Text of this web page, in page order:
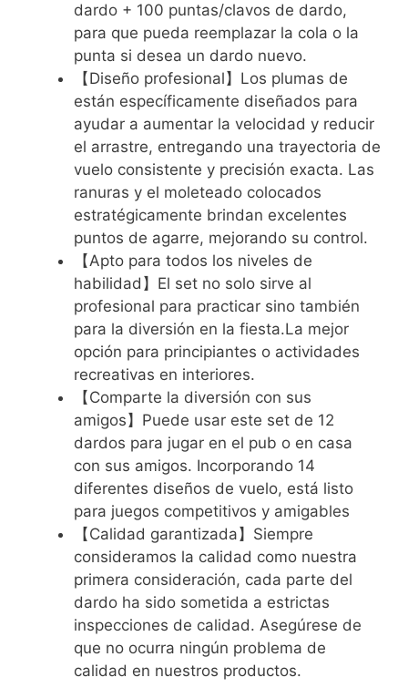
dardo + 100 puntas/clavos de dardo,
para que pueda reemplazar la cola o la
punta si desea un dardo nuevo.
【Diseño profesional】Los plumas de
están específicamente diseñados para
ayudar a aumentar la velocidad y reducir
el arrastre, entregando una trayectoria de
vuelo consistente y precisión exacta. Las
ranuras y el moleteado colocados
estratégicamente brindan excelentes
puntos de agarre, mejorando su control.
【Apto para todos los niveles de
habilidad】El set no solo sirve al
profesional para practicar sino también
para la diversión en la fiesta.La mejor
opción para principiantes o actividades
recreativas en interiores.
【Comparte la diversión con sus
amigos】Puede usar este set de 12
dardos para jugar en el pub o en casa
con sus amigos. Incorporando 14
diferentes diseños de vuelo, está listo
para juegos competitivos y amigables
【Calidad garantizada】Siempre
consideramos la calidad como nuestra
primera consideración, cada parte del
dardo ha sido sometida a estrictas
inspecciones de calidad. Asegúrese de
que no ocurra ningún problema de
calidad en nuestros productos.